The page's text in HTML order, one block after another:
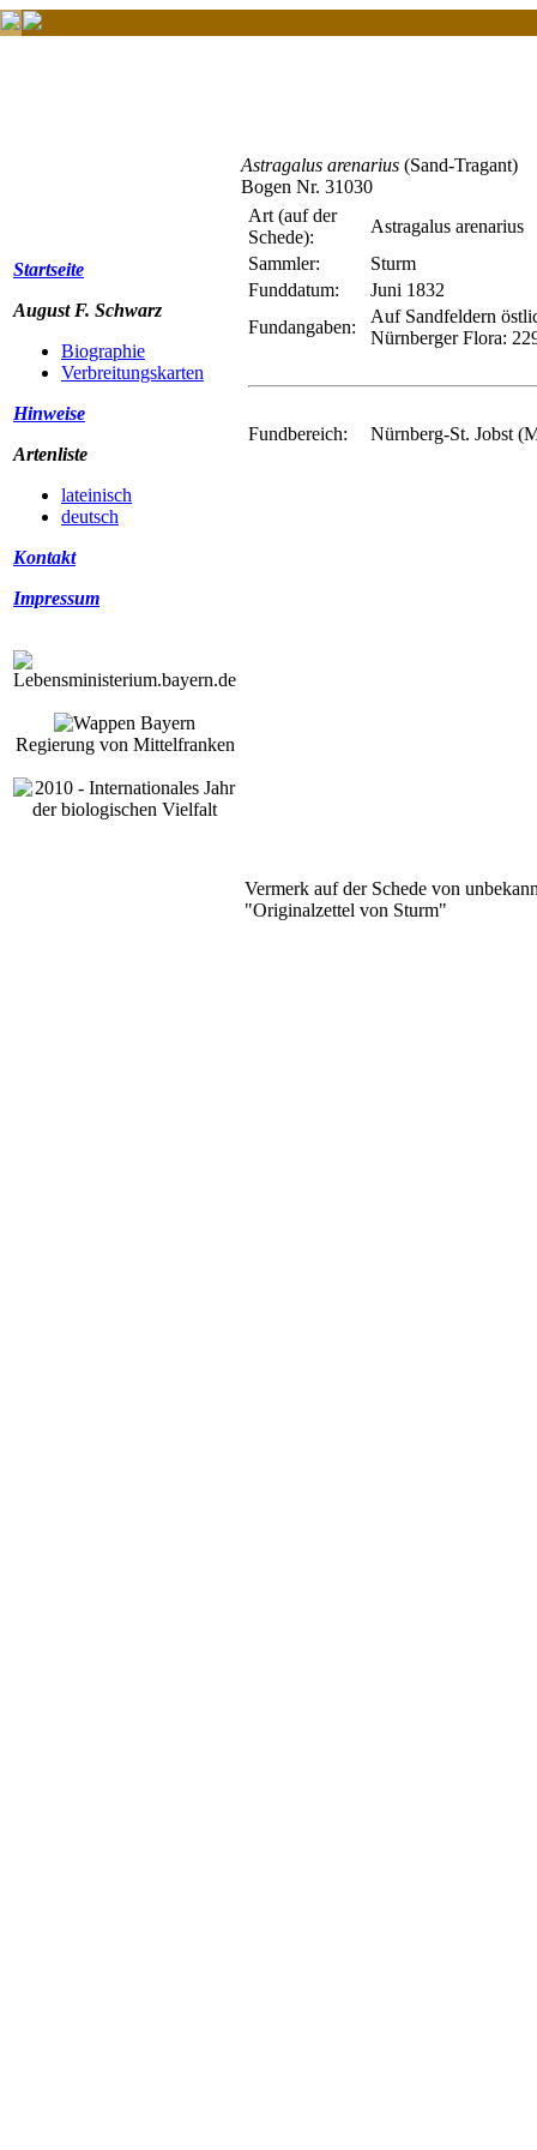
Startseite
August F. Schwarz
Biographie
Verbreitungskarten
Hinweise
Artenliste
lateinisch
deutsch
Kontakt
Impressum
Regierung von Mittelfranken
Astragalus arenarius (Sand-Tragant)
Bogen Nr. 31030
Art (auf der
Schede):
Astragalus arenarius
Sammler:
Sturm
Funddatum:
Juni 1832
Fundangaben:
Auf Sandfeldern
Nürnberger Flora:
Fundbereich: Nürnberg-St. Jobst
Vermerk auf der Schede von
"Originalzettel von Sturm"